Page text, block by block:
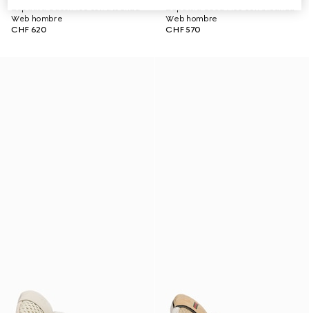
Zapatilla Gucci Ace con tribanda
Web hombre
CHF 620
Zapatilla Gucci Ace con tribanda
Web hombre
CHF 570